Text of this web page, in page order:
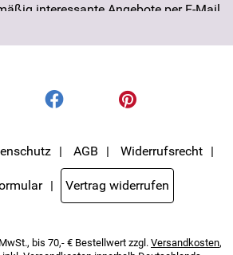
interessante Angebote per E-Mail
Die Einwilligung zur
Mail- Adresse für Werbezwecke kann
AGB Widerrufsrecht
Vertrag widerrufen
bis 70,- € Bestellwert zzgl. Versandkosten,